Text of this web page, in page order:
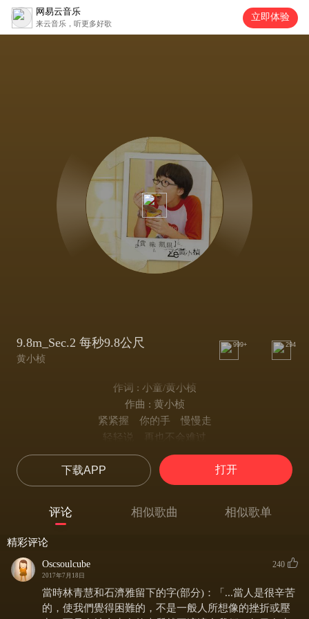
网易云音乐
来云音乐，听更多好歌
立即体验
9.8m_Sec.2 每秒9.8公尺
黄小桢
999+ 294
作词 : 小童/黄小桢
作曲 : 黄小桢
紧紧握 你的手 慢慢走
轻轻说 再也不会难过
不在乎 对或错 傻过头
我只要 与你永远拥抱
这世界 对我们来说
没有人 能感受
I'm falling free from ourselves
下载APP 打开
评论 相似歌曲 相似歌单
精彩评论
Oscsoulcube
2017年7月18日
240
當時林青慧和石濟雅留下的字(部分)：「...當人是很辛苦
的，使我們覺得困難的，不是一般人所想像的挫折或壓